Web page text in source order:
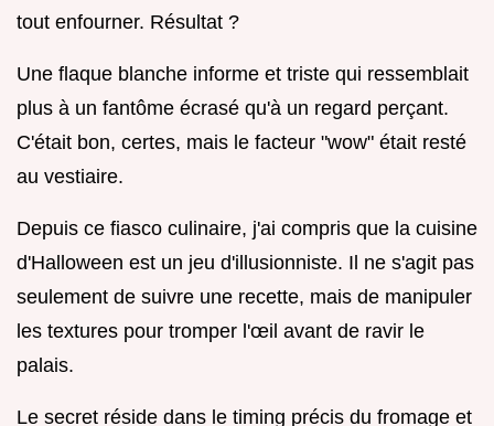
tout enfourner. Résultat ?
Une flaque blanche informe et triste qui ressemblait
plus à un fantôme écrasé qu'à un regard perçant.
C'était bon, certes, mais le facteur "wow" était resté
au vestiaire.
Depuis ce fiasco culinaire, j'ai compris que la cuisine
d'Halloween est un jeu d'illusionniste. Il ne s'agit pas
seulement de suivre une recette, mais de manipuler
les textures pour tromper l'œil avant de ravir le
palais.
Le secret réside dans le timing précis du fromage et